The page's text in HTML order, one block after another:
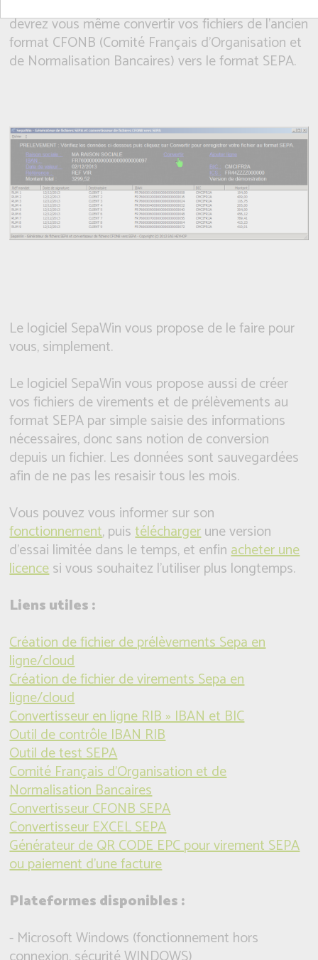
devrez vous même convertir vos fichiers de l'ancien
format CFONB (Comité Français d'Organisation et
de Normalisation Bancaires) vers le format SEPA.
Le logiciel SepaWin vous propose de le faire pour
vous, simplement.
Le logiciel SepaWin vous propose aussi de créer
vos fichiers de virements et de prélèvements au
format SEPA par simple saisie des informations
nécessaires, donc sans notion de conversion
depuis un fichier. Les données sont sauvegardées
afin de ne pas les resaisir tous les mois.
Vous pouvez vous informer sur son
fonctionnement, puistéléchargerune version
d'essai limitée dans le temps, et enfinacheter une
licencesi vous souhaitez l'utiliser plus longtemps.
Liens utiles :
Création de fichier de prélèvements Sepa en
ligne/cloud
Création de fichier de virements Sepa en
ligne/cloud
Convertisseur en ligne RIB » IBAN et BIC
Outil de contrôle IBAN RIB
Outil de test SEPA
Comité Français d'Organisation et de
Normalisation Bancaires
Convertisseur CFONB SEPA
Convertisseur EXCEL SEPA
Générateur de QR CODE EPC pour virement SEPA
ou paiement d'une facture
Plateformes disponibles :
- Microsoft Windows (fonctionnement hors